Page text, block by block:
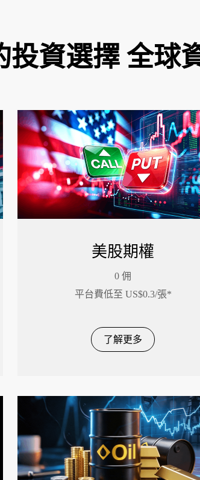
投資選擇 全球
美股期權
0 佣
平台費低至 US$0.3/張*
了解更多